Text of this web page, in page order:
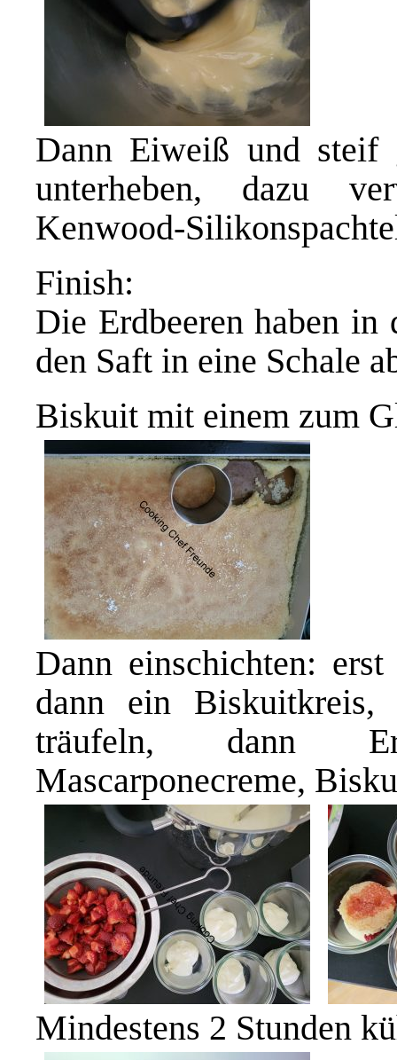
Dann Eiweiß und steif
unterheben, dazu
Kenwood-
Finish:
Die Erdbeeren haben in
den Saft in eine Schale
Biskuit mit einem zum
Dann einschichten:
dann ein
träufeln, dann
Mascarponecreme,
Mindestens 2 Stunden